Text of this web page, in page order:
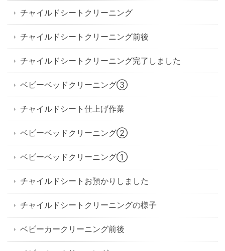
チャイルドシートクリーニング
チャイルドシートクリーニング前後
チャイルドシートクリーニング完了しました
ベビーベッドクリーニング③
チャイルドシート仕上げ作業
ベビーベッドクリーニング②
ベビーベッドクリーニング①
チャイルドシートお預かりしました
チャイルドシートクリーニングの様子
ベビーカークリーニング前後